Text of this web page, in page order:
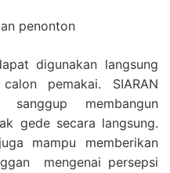
penonton
digunakan langsung
pemakai. SIARAN
sanggup membangun
gede secara langsung.
mampu memberikan
mengenai persepsi